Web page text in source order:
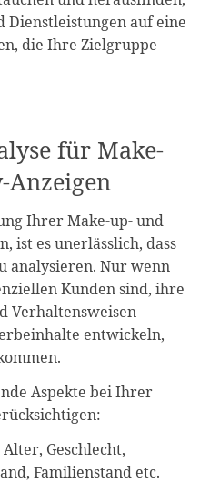
Dienstleistungen auf eine
die Ihre Zielgruppe
für Make-
Anzeigen
Ihrer Make-up- und
ist es unerlässlich, dass
analysieren. Nur wenn
Kunden sind, ihre
Verhaltensweisen
entwickeln,
Aspekte bei Ihrer
Alter, Geschlecht,
Familienstand etc.